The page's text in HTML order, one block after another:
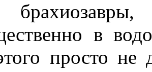
в
просто